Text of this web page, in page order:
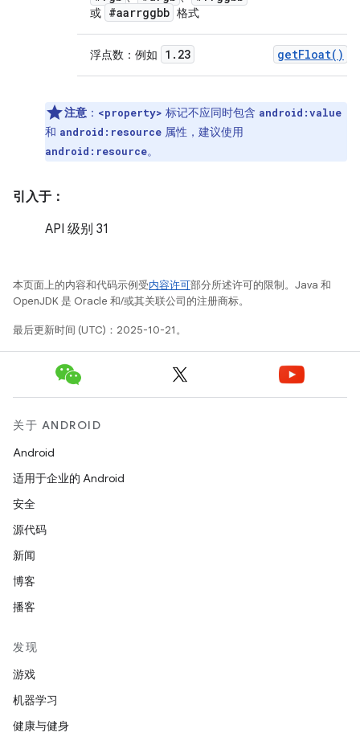
或 #aarrggbb 格式
浮点数：例如 1 . 23 getFloat( )
注意 ： <property> 标记不应同时包含 android:value
和 android:resource 属性，建议使用
android:resource。
引入于：
API 级别 31
本页面上的内容和代码示例受内容许可部分所述许可的限制。Java 和
OpenJDK 是 Oracle 和/或其关联公司的注册商标。
最后更新时间 (UTC)：2025-10-21。
关于 ANDROID
Android
适用于企业的 Android
安全
源代码
新闻
博客
播客
发现
游戏
机器学习
健康与健身